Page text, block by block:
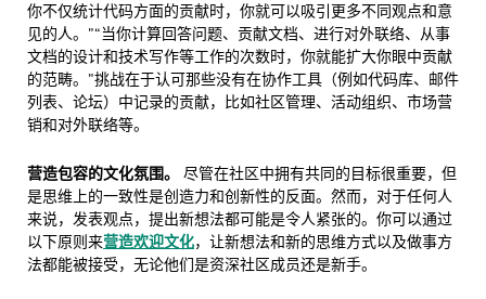
你不仅统计代码方面的贡献时，你就可以吸引更多不同观点和意
见的人。”“当你计算回答问题、贡献文档、进行对外联络、从事
文档的设计和技术写作等工作的次数时，你就能扩大你眼中贡献
的范畴。”挑战在于认可那些没有在协作工具（例如代码库、邮件
列表、论坛）中记录的贡献，比如社区管理、活动组织、市场营
销和对外联络等。
营造包容的文化氛围。
尽管在社区中拥有共同的目标很重要，但
是思维上的一致性是创造力和创新性的反面。然而，对于任何人
来说，发表观点，提出新想法都可能是令人紧张的。你可以通过
以下原则来营造欢迎文化，让新想法和新的思维方式以及做事方
法都能被接受，无论他们是资深社区成员还是新手。